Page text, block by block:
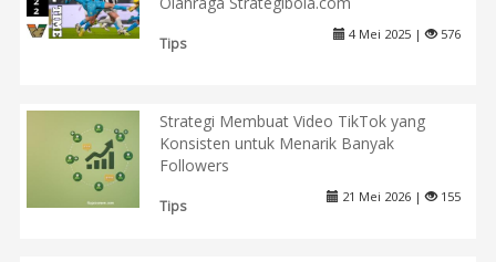
Tips
4 Mei 2025 | 576
Strategi Membuat Video TikTok yang
Konsisten untuk Menarik Banyak
Followers
Tips
21 Mei 2026 | 155